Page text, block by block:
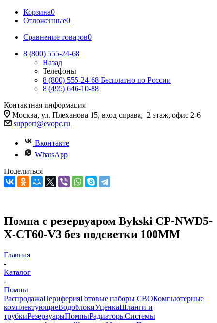
Корзина0
Отложенные0
Сравнение товаров0
8 (800) 555-24-68
Назад
Телефоны
8 (800) 555-24-68 Бесплатно по России
8 (495) 646-10-88
Контактная информация
Москва, ул. Плеханова 15, вход справа, 2 этаж, офис 2-6
support@evopc.ru
Вконтакте
WhatsApp
Поделиться
Помпа с резервуаром Bykski CP-NWD5-
X-CT60-V3 без подсветки 100MM
Главная
-
Каталог
-
Помпы
РаспродажаПериферияГотовые наборы СВОКомпьютерные
комплектующиеВодоблокиУценкаШланги и
трубкиРезервуарыПомпыРадиаторыСистемы